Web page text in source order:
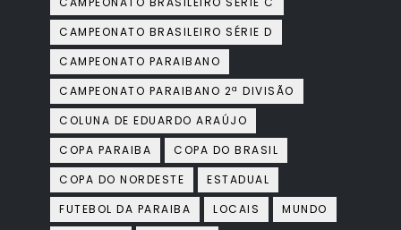
CAMPEONATO BRASILEIRO SÉRIE D
CAMPEONATO PARAIBANO
CAMPEONATO PARAIBANO 2ª DIVISÃO
COLUNA DE EDUARDO ARAÚJO
COPA PARAIBA
COPA DO BRASIL
COPA DO NORDESTE
ESTADUAL
FUTEBOL DA PARAIBA
LOCAIS
MUNDO